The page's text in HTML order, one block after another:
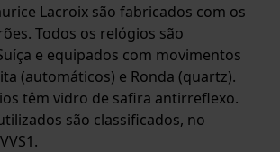
Lacroix são fabricados com os
Todos os relógios são
e equipados com movimentos
(automáticos) e Ronda (quartz).
têm vidro de safira antirreflexo.
são classificados, no